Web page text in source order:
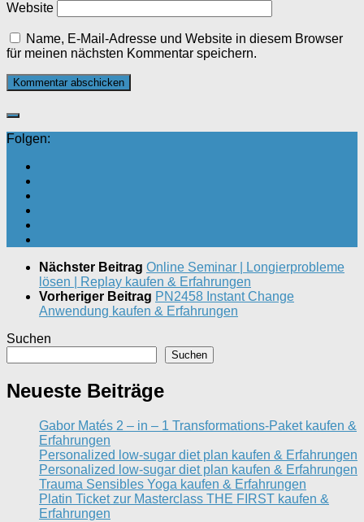
Website
Name, E-Mail-Adresse und Website in diesem Browser
für meinen nächsten Kommentar speichern.
Folgen:
Nächster Beitrag Online Seminar | Longierprobleme
lösen | Replay kaufen & Erfahrungen
Vorheriger Beitrag PN2458 Instant Change
Anwendung kaufen & Erfahrungen
Suchen
Suchen
Neueste Beiträge
Gabor Matés 2 – in – 1 Transformations-Paket kaufen &
Erfahrungen
Personalized low-sugar diet plan kaufen & Erfahrungen
Personalized low-sugar diet plan kaufen & Erfahrungen
Trauma Sensibles Yoga kaufen & Erfahrungen
Platin Ticket zur Masterclass THE FIRST kaufen &
Erfahrungen